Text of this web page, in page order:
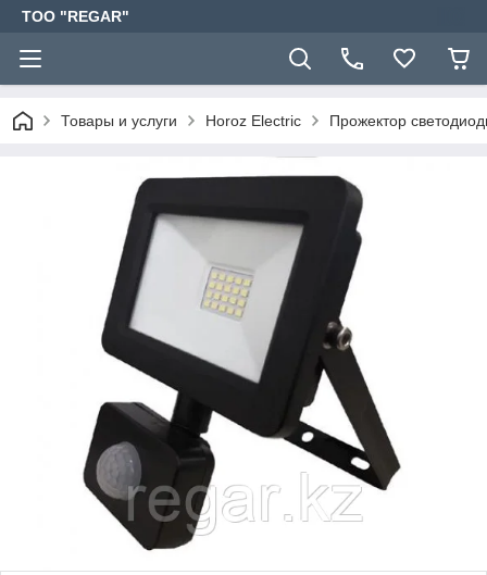
TOO "REGAR"
Товары и услуги Horoz Electric Прожектор